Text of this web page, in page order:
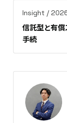
Insight /
信託型と有償
手続